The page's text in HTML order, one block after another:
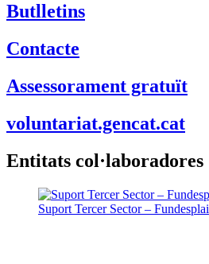
Butlletins
Contacte
Assessorament gratuït
voluntariat.gencat.cat
Entitats col·laboradores
Suport Tercer Sector – Fundesplai